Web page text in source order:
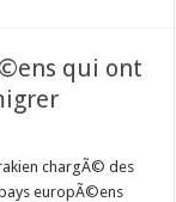
qui ont
chargÃ© des
europÃ©ens